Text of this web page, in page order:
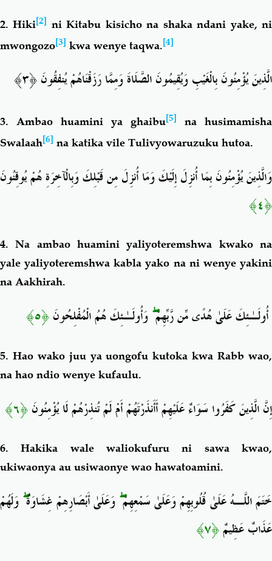
2. Hiki[2] ni Kitabu kisicho na shaka ndani yake, ni
mwongozo[3] kwa wenye taqwa.[4]
الَّذِينَ يُؤْمِنُونَ بِالْغَيْبِ وَيُقِيمُونَ الصَّلَاةَ وَمِمَّا رَزَقْنَاهُمْ يُنفِقُونَ ﴿٣﴾
3. Ambao huamini ya ghaibu[5]
na husimamisha
Swalaah[6] na katika vile Tulivyowaruzuku hutoa.
وَالَّذِينَ يُؤْمِنُونَ بِمَا أُنزِلَ إِلَيْكَ وَمَا أُنزِلَ مِن قَبْلِكَ وَبِالْآخِرَةِ هُمْ يُوقِنُونَ
﴿٤﴾
4. Na ambao huamini yaliyoteremshwa kwako na
yale yaliyoteremshwa kabla yako na ni wenye yakini
na Aakhirah.
أُولَـٰئِكَ عَلَىٰ هُدًى مِّن رَّبِّهِمْۖوَأُولَـٰئِكَ هُمُ الْمُفْلِحُونَ﴿٥﴾
5. Hao wako juu ya uongofu kutoka kwa Rabb wao,
na hao ndio wenye kufaulu.
إِنَّ الَّذِينَ كَفَرُوا سَوَاءٌ عَلَيْهِمْ أَأَنذَرْتَهُمْ أَمْ لَمْ تُنذِرْهُمْ لَا يُؤْمِنُونَ﴿٦﴾
6. Hakika wale waliokufuru ni sawa kwao,
ukiwaonya au usiwaonye wao hawatoamini.
خَتَمَ اللَّـهُ عَلَىٰ قُلُوبِهِمْ وَعَلَىٰ سَمْعِهِمْۖوَعَلَىٰ أَبْصَارِهِمْ غِشَاوَةٌۖوَلَهُمْ
عَذَابٌ عَظِيمٌ﴿٧﴾